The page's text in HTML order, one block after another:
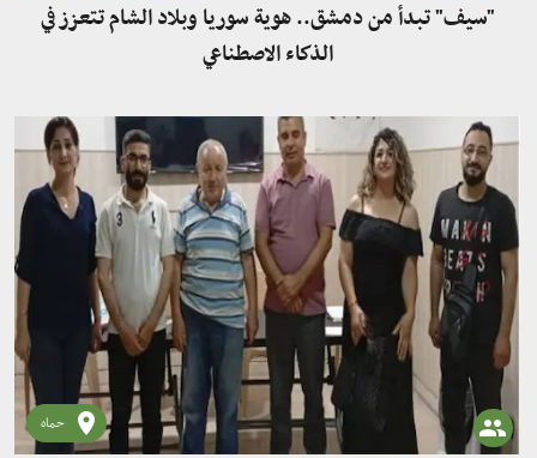
"سيف" تبدأ من دمشق.. هوية سوريا وبلاد الشام تتعزز في
الذكاء الاصطناعي
حماه